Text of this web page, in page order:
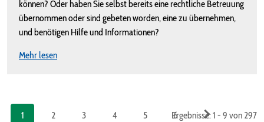
können? Oder haben Sie selbst bereits eine rechtliche Betreuung
übernommen oder sind gebeten worden, eine zu übernehmen,
und benötigen Hilfe und Informationen?
Mehr lesen
1 2 3 4 5 6
Ergebnisse: 1 - 9 von 297